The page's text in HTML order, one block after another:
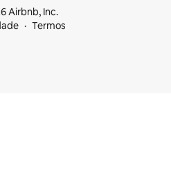
Airbnb, Inc.
Termos